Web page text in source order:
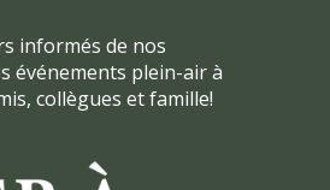
informés de nos
événements plein-air à
collègues et famille!